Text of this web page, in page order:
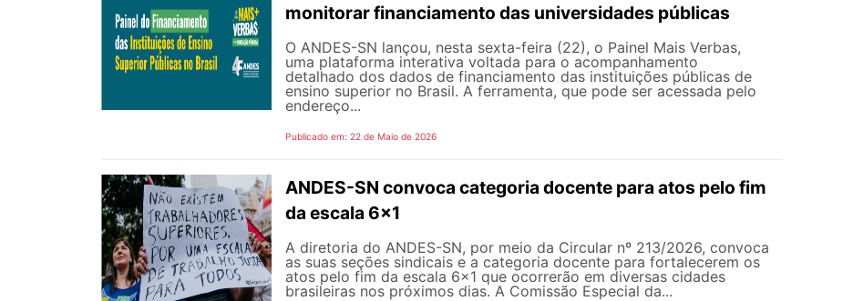
monitorar financiamento das universidades públicas
O ANDES-SN lançou, nesta sexta-feira (22), o Painel Mais Verbas,
uma plataforma interativa voltada para o acompanhamento
detalhado dos dados de financiamento das instituições públicas de
ensino superior no Brasil. A ferramenta, que pode ser acessada pelo
endereço...
Publicado em: 22 de Maio de 2026
ANDES-SN convoca categoria docente para atos pelo fim
da escala 6x1
A diretoria do ANDES-SN, por meio da Circular nº 213/2026, convoca
as suas seções sindicais e a categoria docente para fortalecerem os
atos pelo fim da escala 6x1 que ocorrerão em diversas cidades
brasileiras nos próximos dias. A Comissão Especial da...